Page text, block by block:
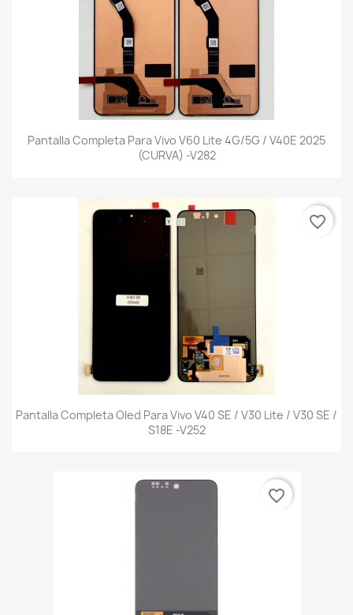
Pantalla Completa Para Vivo V60 Lite 4G/5G / V40E 2025
(CURVA) -V282
Pantalla Completa Oled Para Vivo V40 SE / V30 Lite / V30 SE /
S18E -V252
favorite_border
favorite_border